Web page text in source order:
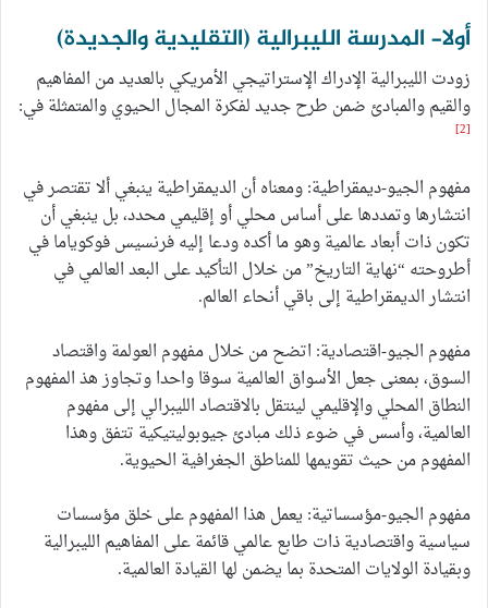
أولا- المدرسة الليبرالية (التقليدية والجديدة)
زودت الليبرالية الإدراك الإستراتيجي الأمريكي بالعديد من المفاهيم
والقيم والمبادئ ضمن طرح جديد لفكرة المجال الحيوي والمتمثلة في:
[2]
مفهوم الجيو-ديمقراطية: ومعناه أن الديمقراطية ينبغي ألا تقتصر في
انتشارها وتمددها على أساس محلي أو إقليمي محدد، بل ينبغي أن
تكون ذات أبعاد عالمية وهو ما أكده ودعا إليه فرنسيس فوكوياما في
أطروحته “نهاية التاريخ” من خلال التأكيد على البعد العالمي في
انتشار الديمقراطية إلى باقي أنحاء العالم.
مفهوم الجيو-اقتصادية: اتضح من خلال مفهوم العولمة واقتصاد
السوق، بمعنى جعل الأسواق العالمية سوقا واحدا وتجاوز هذ المفهوم
النطاق المحلي والإقليمي لينتقل بالاقتصاد الليبرالي إلى مفهوم
العالمية، وأسس في ضوء ذلك مبادئ جيوبوليتيكية تتفق وهذا
المفهوم من حيث تقويمها للمناطق الجغرافية الحيوية.
مفهوم الجيو-مؤسساتية: يعمل هذا المفهوم على خلق مؤسسات
سياسية واقتصادية ذات طابع عالمي قائمة على المفاهيم الليبرالية
وبقيادة الولايات المتحدة بما يضمن لها القيادة العالمية.